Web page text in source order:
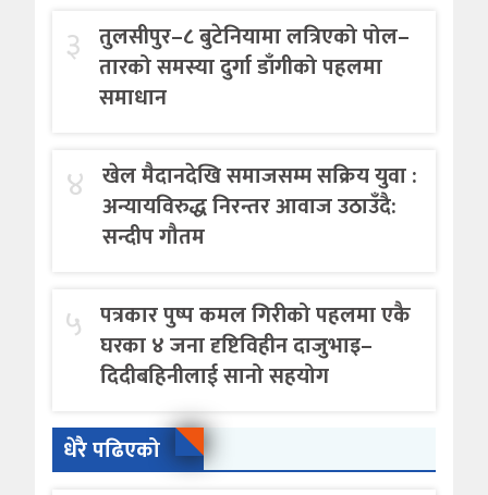
३ तुलसीपुर–८ बुटेनियामा लत्रिएको पोल–
तारको समस्या दुर्गा डाँगीको पहलमा
समाधान
४ खेल मैदानदेखि समाजसम्म सक्रिय युवा :
अन्यायविरुद्ध निरन्तर आवाज उठाउँदै:
सन्दीप गौतम
५ पत्रकार पुष्प कमल गिरीको पहलमा एकै
घरका ४ जना दृष्टिविहीन दाजुभाइ–
दिदीबहिनीलाई सानो सहयोग
धेरै पढिएको